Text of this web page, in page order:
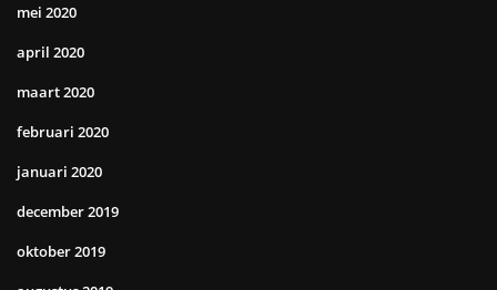
mei 2020
april 2020
maart 2020
februari 2020
januari 2020
december 2019
oktober 2019